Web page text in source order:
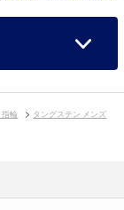
指輪
タングステン メンズ